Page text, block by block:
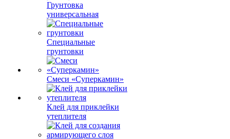
Грунтовка
универсальная
Специальные
грунтовки
Смеси «Суперкамин»
Клей для приклейки
утеплителя